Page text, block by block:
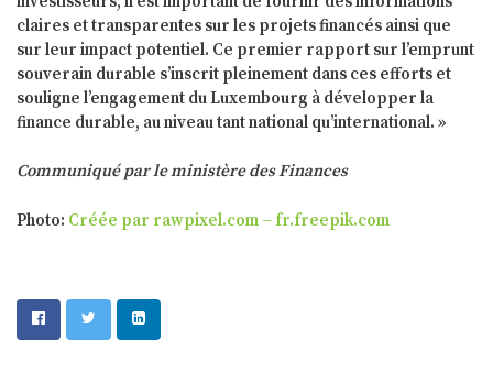
claires et transparentes sur les projets financés ainsi que
sur leur impact potentiel. Ce premier rapport sur l’emprunt
souverain durable s’inscrit pleinement dans ces efforts et
souligne l’engagement du Luxembourg à développer la
finance durable, au niveau tant national qu’international. »
Communiqué par le ministère des Finances
Photo: Créée par rawpixel.com – fr.freepik.com